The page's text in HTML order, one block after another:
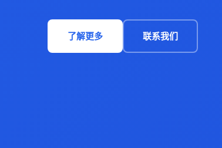
了解更多 联系我们